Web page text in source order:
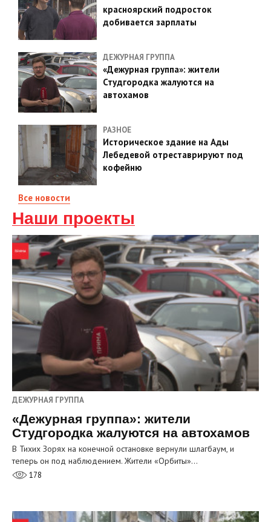
красноярский подросток
добивается зарплаты
ДЕЖУРНАЯ ГРУППА
«Дежурная группа»: жители
Студгородка жалуются на
автохамов
РАЗНОЕ
Историческое здание на Ады
Лебедевой отреставрируют под
кофейню
Все новости
Наши проекты
ДЕЖУРНАЯ ГРУППА
«Дежурная группа»: жители
Студгородка жалуются на автохамов
В Тихих Зорях на конечной остановке вернули шлагбаум, и
теперь он под наблюдением. Жители «Орбиты»…
178